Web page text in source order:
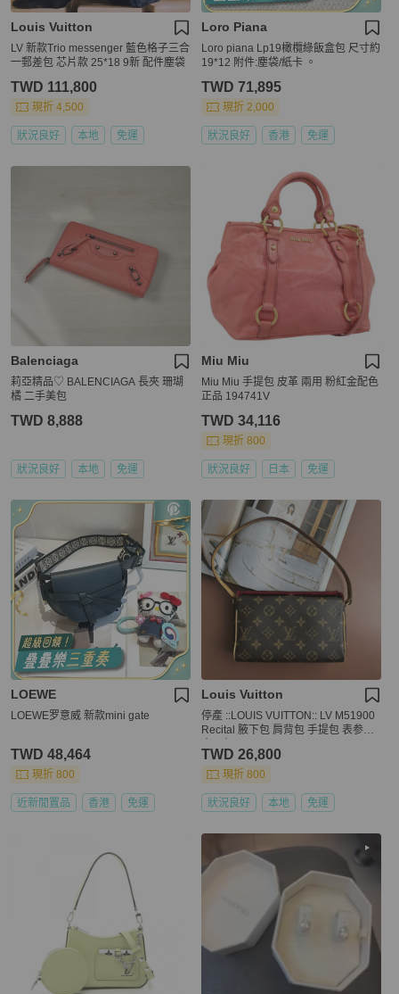
Louis Vuitton
LV 新款Trio messenger 藍色格子三合
一郵差包 芯片款 25*18 9新 配件塵袋
TWD 111,800
現折 4,500
狀況良好 本地 免運
Loro Piana
Loro piana Lp19橄欖綠飯盒包 尺寸約
19*12 附件:塵袋/紙卡 。
TWD 71,895
現折 2,000
狀況良好 香港 免運
Balenciaga
莉亞精品♡ BALENCIAGA 長夾 珊瑚
橘 二手美包
TWD 8,888
狀況良好 本地 免運
Miu Miu
Miu Miu 手提包 皮革 兩用 粉紅金配色
正品 194741V
TWD 34,116
現折 800
狀況良好 日本 免運
LOEWE
LOEWE罗意威 新款mini gate
TWD 48,464
現折 800
近新閒置品 香港 免運
Louis Vuitton
停產 ::LOUIS VUITTON:: LV M51900
Recital 腋下包 肩背包 手提包 表参道
TWD 26,800
現折 800
狀況良好 本地 免運